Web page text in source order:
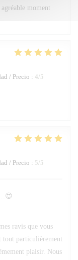
moment
/ Precio : 4/5
/ Precio : 5/5
ravis que vous
tout particulièrement
plaisir. Nous